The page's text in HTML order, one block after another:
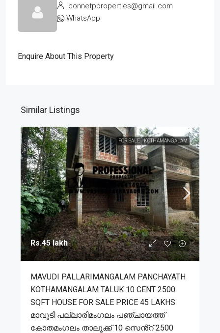
connetpproperties@gmail.com
WhatsApp
Enquire About This Property
Similar Listings
FOR SALE KOTHAMANGALAM
Rs.45 lakh
MAVUDI PALLARIMANGALAM PANCHAYATH
KOTHAMANGALAM TALUK 10 CENT 2500
SQFT HOUSE FOR SALE PRICE 45 LAKHS
മാവുടി പല്ലാരിമംഗലം പഞ്ചായത്ത്
കോതമംഗലം താലൂക്ക് 10 സെൻ്റ് 2500